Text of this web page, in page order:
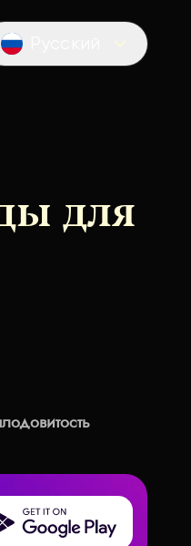
Locale switcher
для
on Google Play